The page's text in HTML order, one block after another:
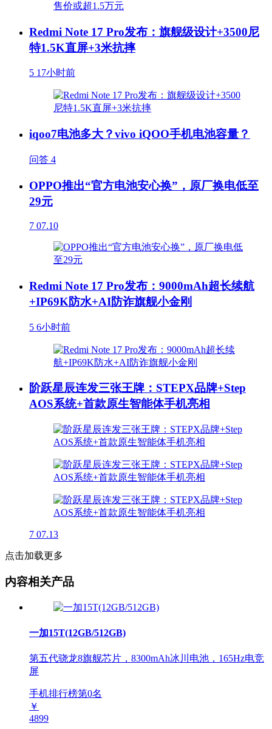
Redmi Note 17 Pro发布：旗舰级设计+3500尼
特1.5K直屏+3米抗摔
5 17小时前
iqoo7电池多大？vivo iQOO手机电池容量？
问答 4
OPPO推出“官方电池安心换”，原厂换电低至
29元
7 07.10
Redmi Note 17 Pro发布：9000mAh超长续航
+IP69K防水+AI防诈旗舰小金刚
5 6小时前
阶跃星辰连发三张王牌：STEPX品牌+Step
AOS系统+首款原生智能体手机亮相
7 07.13
点击加载更多
内容相关产品
一加15T(12GB/512GB)
第五代骁龙8旗舰芯片，8300mAh冰川电池，165Hz电竞
屏
手机排行榜第0名
￥
4899